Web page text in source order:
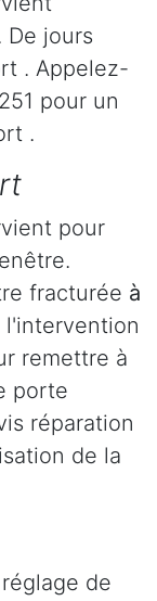
De jours
. Appelez-
pour un
.
pour
fracturée à
l'intervention
remettre à
porte
réparation
de la
de